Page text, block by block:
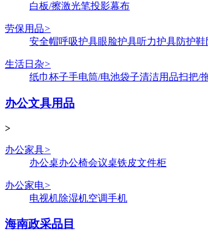
白板/擦激光笔投影幕布
劳保用品>
安全帽呼吸护具眼脸护具听力护具防护鞋
生活日杂>
纸巾杯子手电筒/电池袋子清洁用品扫把/
办公文具用品
>
办公家具>
办公桌办公椅会议桌铁皮文件柜
办公家电>
电视机除湿机空调手机
海南政采品目